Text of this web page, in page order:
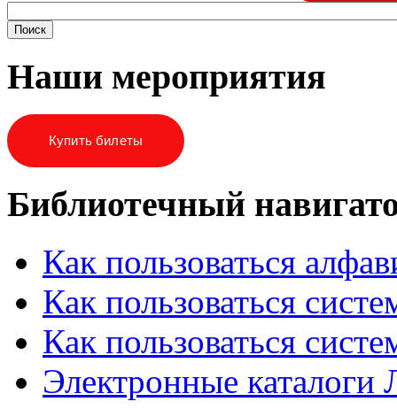
Наши мероприятия
Купить билеты
Библиотечный
Как пользоваться
Как пользоваться
Как пользоваться
Электронные